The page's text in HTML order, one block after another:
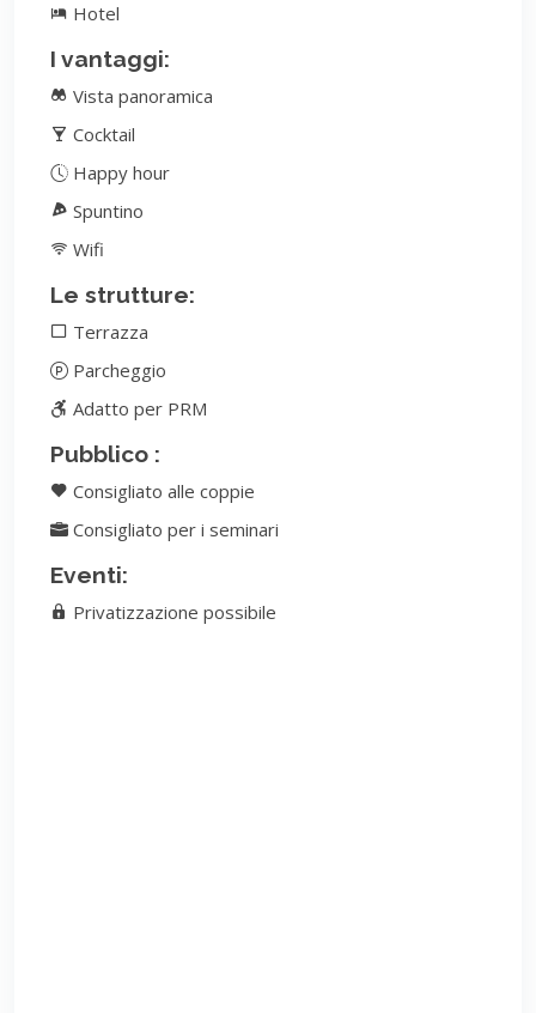
Hotel
I vantaggi:
Vista panoramica
Cocktail
Happy hour
Spuntino
Wifi
Le strutture:
Terrazza
Parcheggio
Adatto per PRM
Pubblico :
Consigliato alle coppie
Consigliato per i seminari
Eventi:
Privatizzazione possibile